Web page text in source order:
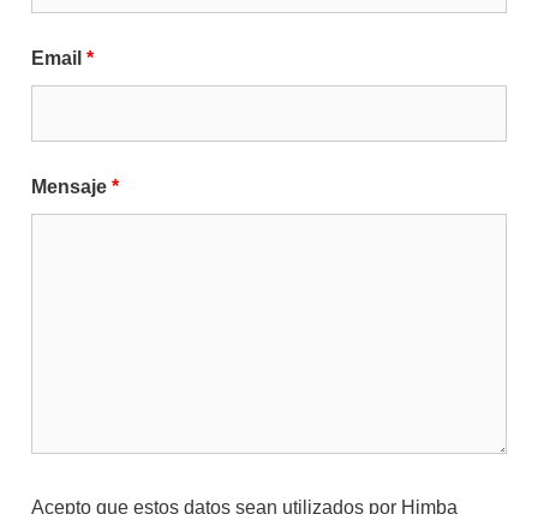
Email *
Mensaje *
Acepto que estos datos sean utilizados por Himba